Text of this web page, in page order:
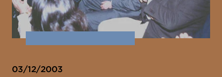
03/12/2003